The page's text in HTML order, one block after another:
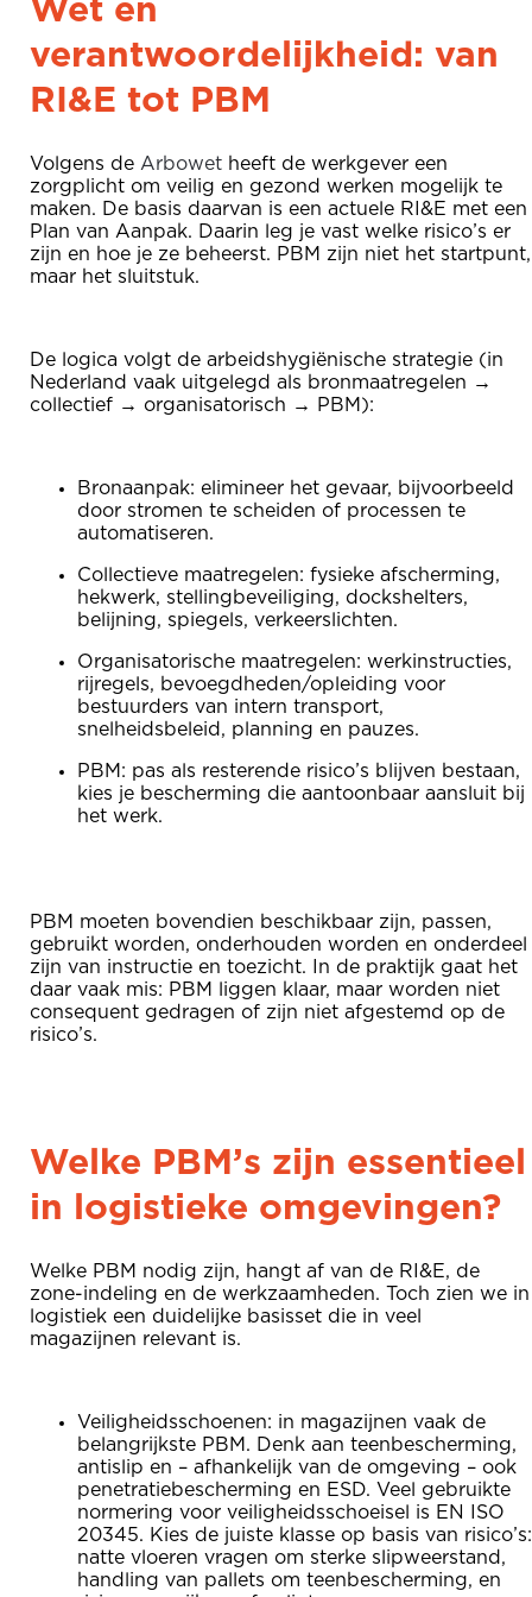
Wet en
verantwoordelijkheid: van
RI&E tot PBM
Volgens de Arbowet heeft de werkgever een
zorgplicht om veilig en gezond werken mogelijk te
maken. De basis daarvan is een actuele RI&E met een
Plan van Aanpak. Daarin leg je vast welke risico’s er
zijn en hoe je ze beheerst. PBM zijn niet het startpunt,
maar het sluitstuk.
De logica volgt de arbeidshygiënische strategie (in
Nederland vaak uitgelegd als bronmaatregelen →
collectief → organisatorisch → PBM):
Bronaanpak: elimineer het gevaar, bijvoorbeeld
door stromen te scheiden of processen te
automatiseren.
Collectieve maatregelen: fysieke afscherming,
hekwerk, stellingbeveiliging, dockshelters,
belijning, spiegels, verkeerslichten.
Organisatorische maatregelen: werkinstructies,
rijregels, bevoegdheden/opleiding voor
bestuurders van intern transport,
snelheidsbeleid, planning en pauzes.
PBM: pas als resterende risico’s blijven bestaan,
kies je bescherming die aantoonbaar aansluit bij
het werk.
PBM moeten bovendien beschikbaar zijn, passen,
gebruikt worden, onderhouden worden en onderdeel
zijn van instructie en toezicht. In de praktijk gaat het
daar vaak mis: PBM liggen klaar, maar worden niet
consequent gedragen of zijn niet afgestemd op de
risico’s.
Welke PBM’s zijn essentieel
in logistieke omgevingen?
Welke PBM nodig zijn, hangt af van de RI&E, de
zone-indeling en de werkzaamheden. Toch zien we in
logistiek een duidelijke basisset die in veel
magazijnen relevant is.
Veiligheidsschoenen: in magazijnen vaak de
belangrijkste PBM. Denk aan teenbescherming,
antislip en – afhankelijk van de omgeving – ook
penetratiebescherming en ESD. Veel gebruikte
normering voor veiligheidsschoeisel is EN ISO
20345. Kies de juiste klasse op basis van risico’s:
natte vloeren vragen om sterke slipweerstand,
handling van pallets om teenbescherming, en